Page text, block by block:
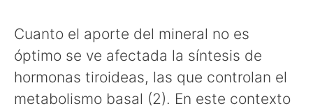
Cuanto el aporte del mineral no es
óptimo se ve afectada la síntesis de
hormonas tiroideas, las que controlan el
metabolismo basal (2). En este contexto